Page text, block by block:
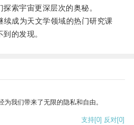
索宇宙更深层次的奥秘。
成为天文学领域的热门研究课
的发现。
我们带来了无限的隐私和自由。
支持[0] 反对[0]